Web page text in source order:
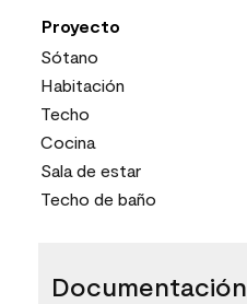
Proyecto
Sótano
Habitación
Techo
Cocina
Sala de estar
Techo de baño
Documentación